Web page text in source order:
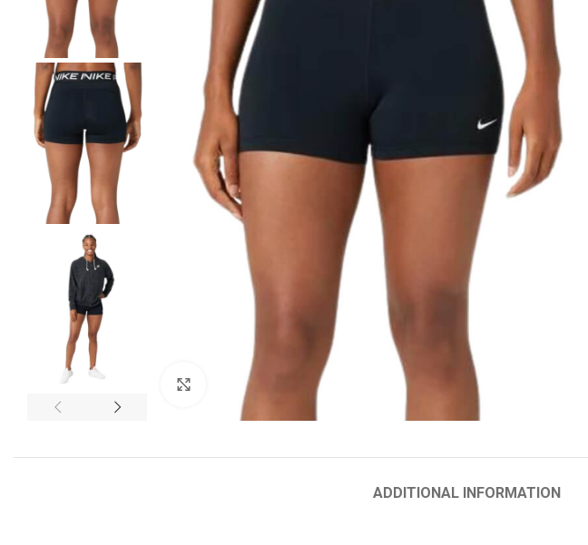
Vợt Tennis Radical
Vợt Trẻ Em
Wilson Blade
Wilson Pro Staff
Click to enlarge
ADDITIONAL INFORMATION